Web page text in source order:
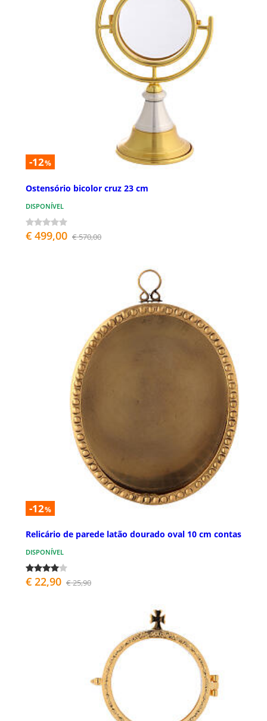
-12%
Ostensório bicolor cruz 23 cm
DISPONÍVEL
€ 499,00 € 570,00
-12%
Relicário de parede latão dourado oval 10 cm contas
DISPONÍVEL
€ 22,90 € 25,90